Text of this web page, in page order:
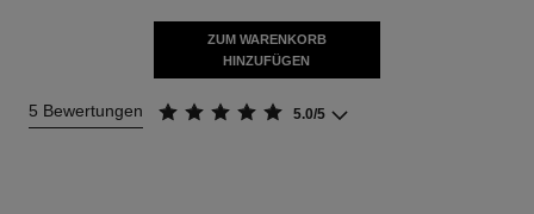
ZUM WARENKORB
HINZUFÜGEN
5 Bewertungen 5.0/5